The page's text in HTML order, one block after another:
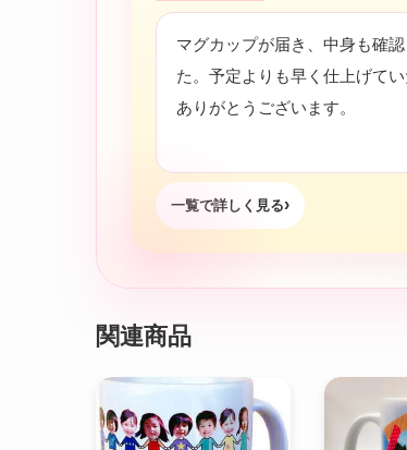
マグカップが届き、中身も確
た。予定よりも早く仕上げてい
ありがとうございます。
一覧で詳しく見る
関連商品